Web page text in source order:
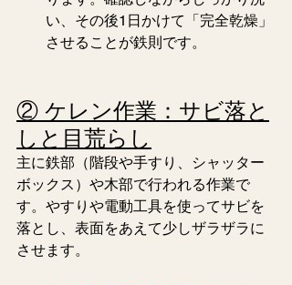
い、その後1日かけて「完全乾燥」
させることが鉄則です。
② ケレン作業：サビ落と
しと目荒らし
主に鉄部（階段や手すり、シャッター
ボックス）や木部で行われる作業で
す。やすりや電動工具を使ってサビを
落とし、表面をあえて少しザラザラに
させます。